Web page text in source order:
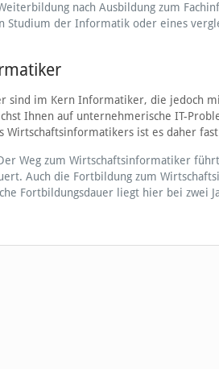
nach Ausbildung zum
der Informatik oder eines
sind im Kern Informatiker, die jedoch
Ihnen auf unternehmerische IT-
Wirtschaftsinformatikers ist es daher
Weg zum Wirtschaftsinformatiker
Auch die Fortbildung zum
Fortbildungsdauer liegt hier bei zwei